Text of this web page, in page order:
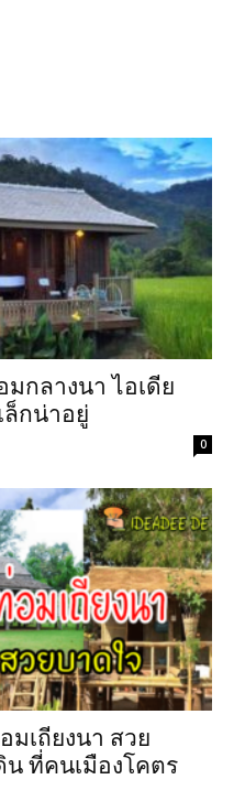
กลางนา ไอเดีย
ล็กน่าอยู่
0
มเถียงนา สวย
ที่คนเมืองโคตร